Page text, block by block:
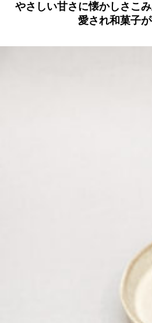
やさしい甘さに懐かしさこ
愛され和菓子が